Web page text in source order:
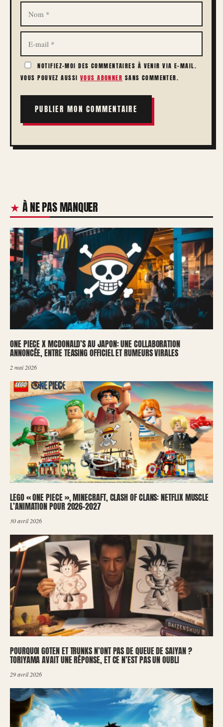
NOM
E-
MAIL
NOTIFIEZ-MOI DES COMMENTAIRES À VENIR VIA E-MAIL.
VOUS POUVEZ AUSSI VOUS ABONNER SANS COMMENTER.
À NE PAS MANQUER
ONE PIECE X MCDONALD’S AU JAPON: UNE COLLABORATION
ANNONCÉE, ENTRE TEASING OFFICIEL ET RUMEURS VIRALES
2 mai 2026
LEGO « ONE PIECE », MINECRAFT, CLASH OF CLANS: NETFLIX MUSCLE
L’ANIMATION POUR 2026-2027
30 avril 2026
POURQUOI GOTEN ET TRUNKS N’ONT PAS DE QUEUE DE SAIYAN ?
TORIYAMA AVAIT UNE RÉPONSE, ET CE N’EST PAS UN OUBLI
29 avril 2026